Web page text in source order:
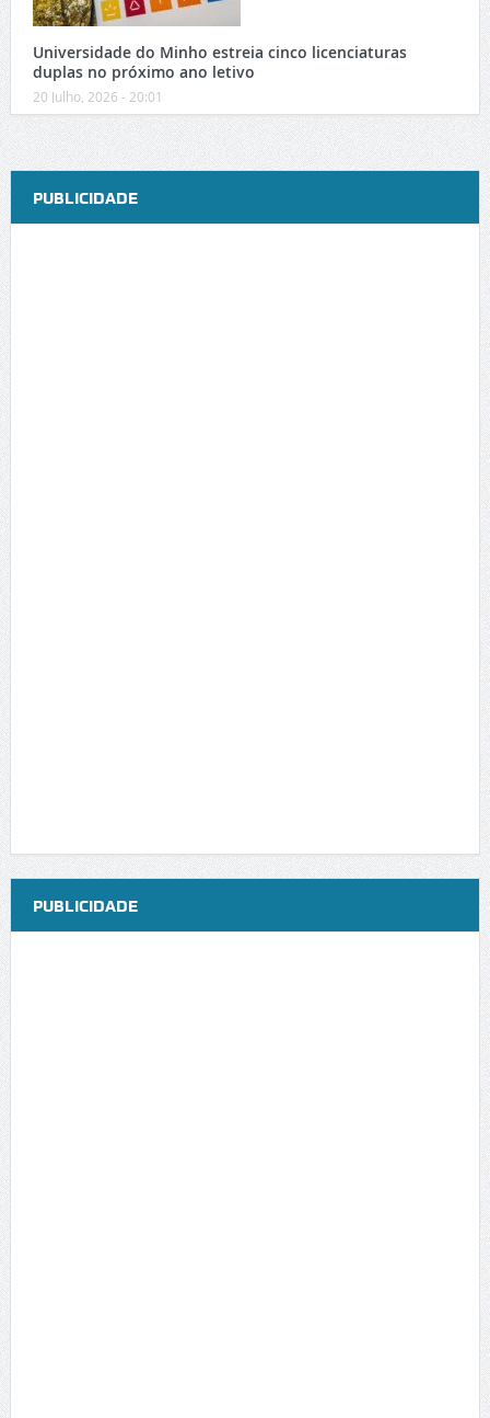
Universidade do Minho estreia cinco licenciaturas
duplas no próximo ano letivo
20 Julho, 2026 - 20:01
PUBLICIDADE
PUBLICIDADE